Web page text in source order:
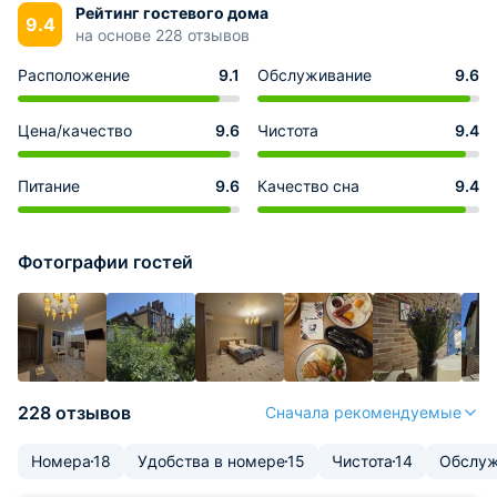
9.4
Рейтинг гостевого дома
на основе 228 отзывов
Расположение 9.1 Обслуживание 9.6
Цена/качество 9.6 Чистота 9.4
Питание 9.6 Качество сна 9.4
Фотографии гостей
228 отзывов Сначала рекомендуемые
Номера18 Удобства в номере15 Чистота14